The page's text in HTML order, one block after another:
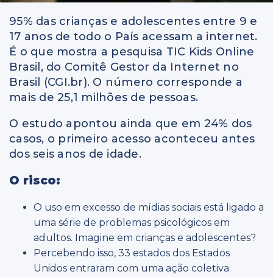
95% das crianças e adolescentes entre 9 e
17 anos de todo o País acessam a internet.
É o que mostra a pesquisa TIC Kids Online
Brasil, do Comitê Gestor da Internet no
Brasil (CGI.br). O número corresponde a
mais de 25,1 milhões de pessoas.
O estudo apontou ainda que em 24% dos
casos, o primeiro acesso aconteceu antes
dos seis anos de idade.
O risco:
O uso em excesso de mídias sociais está ligado a
uma série de problemas psicológicos em
adultos. Imagine em crianças e adolescentes?
Percebendo isso, 33 estados dos Estados
Unidos entraram com uma ação coletiva